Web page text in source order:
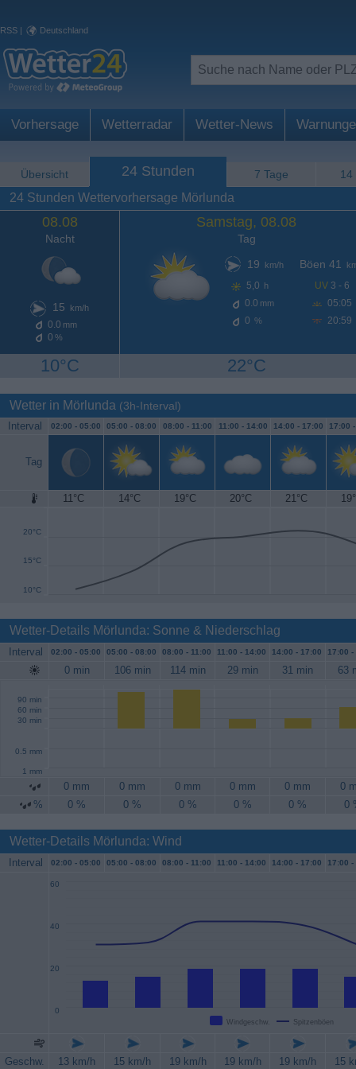
RSS | Deutschland
Vorhersage Wetterradar Wetter-News
Übersicht 24 Stunden 7 Tage 14
24 Stunden Wettervorhersage Mörlunda
08.08
Nacht
15 km/h
0.0 mm
0 %
10°C
Samstag, 08.08
Tag
19
km/h
5,0 h
0.0 mm
0 %
Böen 41
UV 3 - 6
05:05
20:59
22°C
Wetter in Mörlunda (3h-Interval)
Interval 02:00 - 05:00 05:00 - 08:00 08:00 - 11:00 11:00 - 14:00 14:00 - 17:00 17:00
Tag
11°C 14°C 19°C 20°C 21°C
10°C
15°C
20°C
25°C
Wetter-Details Mörlunda: Sonne & Niederschlag
Interval 02:00 - 05:00 05:00 - 08:00 08:00 - 11:00 11:00 - 14:00 14:00 - 17:00 17:00 -
0 min 106 min 114 min 29 min 31 min 63
30 min
60 min
90 min
0.5 mm
1 mm
0 mm 0 mm 0 mm 0 mm 0 mm
0
%
0 % 0 % 0 % 0 % 0 % 0
Wetter-Details Mörlunda: Wind
Interval 02:00 - 05:00 05:00 - 08:00 08:00 - 11:00 11:00 - 14:00 14:00 - 17:00 17:00 -
Windgeschw. Spitzenböen
0
20
40
60
Geschw. 13 km/h 15 km/h 19 km/h 19 km/h 19 km/h
15